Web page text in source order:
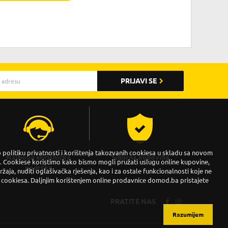
PRIJAVI SE
Najbolja korisnička
podrška
Sigurna kupovina
PRATITE NAS
politiku privatnosti i korištenja takozvanih cookiesa u skladu sa novom
koristimo kako bismo mogli pružati uslugu online kupovine,
nuditi oglašivačka rješenja, kao i za ostale funkcionalnosti koje ne
Daljnjim korištenjem online prodavnice domod.ba pristajete
Razumijem